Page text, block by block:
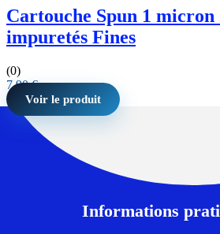
Cartouche Spun 1 micron
impuretés Fines
(0)
7,90€
Voir le produit
Informations